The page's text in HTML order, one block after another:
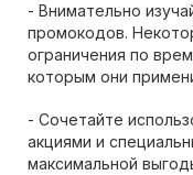
- Внимательно
промокодов.
ограничения по
которым они
- Сочетайте
акциями и
максимальной